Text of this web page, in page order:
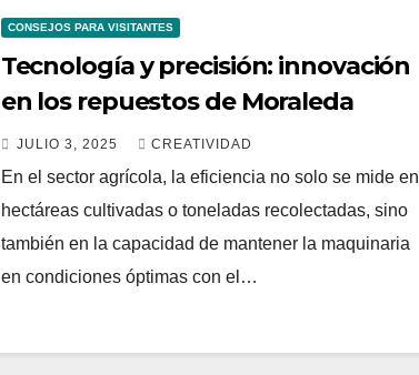
CONSEJOS PARA VISITANTES
Tecnología y precisión: innovación
en los repuestos de Moraleda
JULIO 3, 2025 CREATIVIDAD
En el sector agrícola, la eficiencia no solo se mide en
hectáreas cultivadas o toneladas recolectadas, sino
también en la capacidad de mantener la maquinaria
en condiciones óptimas con el…